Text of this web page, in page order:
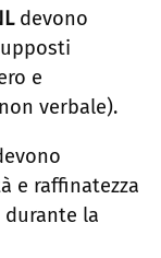
devono
e
verbale).
e raffinatezza
la